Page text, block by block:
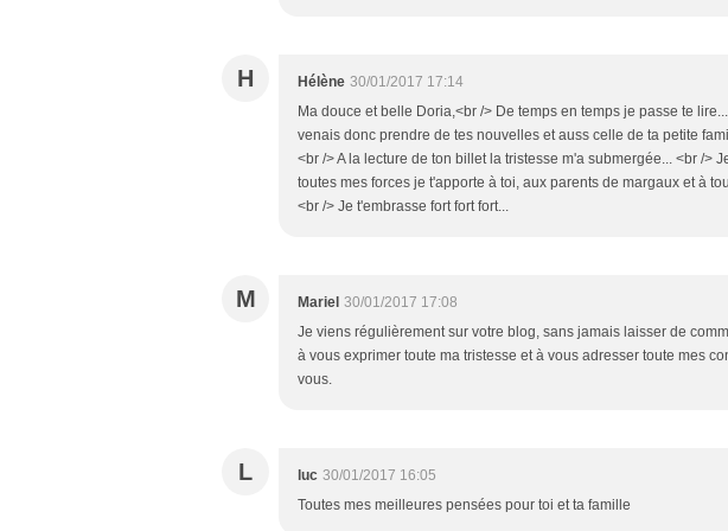
H Hélène 30/01/2017 17:14
Ma douce et belle Doria,<br /> De temps en temps je passe te
venais donc prendre de tes nouvelles et auss celle de ta petite
<br /> A la lecture de ton billet la tristesse m'a submergée... <br />
toutes mes forces je t'apporte à toi, aux parents de margaux et à
<br /> Je t'embrasse fort fort fort...
M Mariel 30/01/2017 17:08
Je viens régulièrement sur votre blog, sans jamais laisser de
à vous exprimer toute ma tristesse et à vous adresser toute mes
vous.
L luc 30/01/2017 16:05
Toutes mes meilleures pensées pour toi et ta famille